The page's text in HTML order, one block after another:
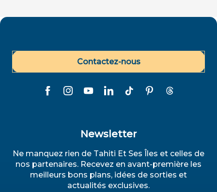
Contactez-nous
Newsletter
Ne manquez rien de Tahiti Et Ses Îles et celles de
nos partenaires. Recevez en avant-première les
meilleurs bons plans, idées de sorties et
actualités exclusives.